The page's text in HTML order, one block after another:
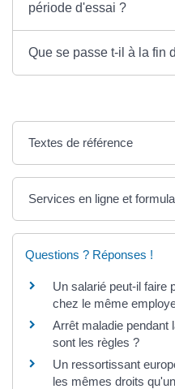
période d'essai ?
Que se passe t-il à la fin
Textes de référence
Services en ligne et
Questions ? Réponses !
Un salarié peut-il faire
chez le même
Arrêt maladie pendant
sont les règles ?
Un ressortissant
les mêmes droits